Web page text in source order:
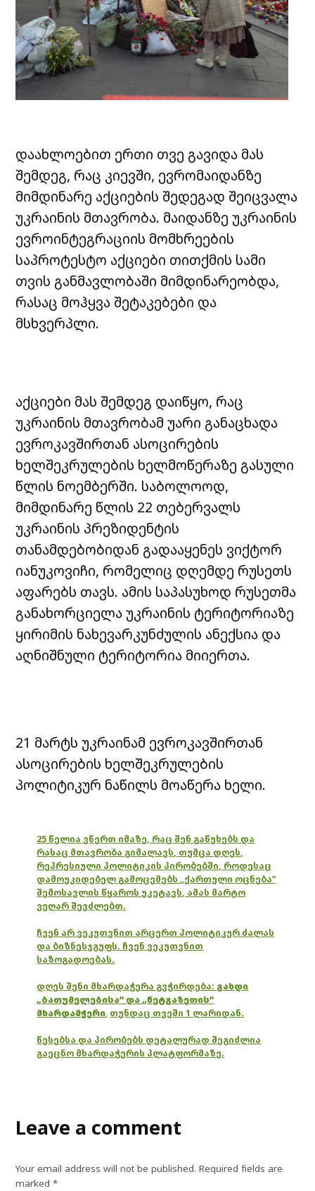
დაახლოებით ერთი თვე გავიდა მას
შემდეგ, რაც კიევში, ევრომაიდანზე
მიმდინარე აქციების შედეგად შეიცვალა
უკრაინის მთავრობა. მაიდანზე უკრაინის
ევროინტეგრაციის მომხრეების
საპროტესტო აქციები თითქმის სამი
თვის განმავლობაში მიმდინარეობდა,
რასაც მოჰყვა შეტაკებები და
მსხვერპლი.
აქციები მას შემდეგ დაიწყო, რაც
უკრაინის მთავრობამ უარი განაცხადა
ევროკავშირთან ასოცირების
ხელშეკრულების ხელმოწერაზე გასული
წლის ნოემბერში. საბოლოოდ,
მიმდინარე წლის 22 თებერვალს
უკრაინის პრეზიდენტის
თანამდებობიდან გადააყენეს ვიქტორ
იანუკოვიჩი, რომელიც დღემდე რუსეთს
აფარებს თავს. ამის საპასუხოდ რუსეთმა
განახორციელა უკრაინის ტერიტორიაზე
ყირიმის ნახევარკუნძულის ანექსია და
აღნიშნული ტერიტორია მიიერთა.
21 მარტს უკრაინამ ევროკავშირთან
ასოცირების ხელშეკრულების
პოლიტიკურ ნაწილს მოაწერა ხელი.
25 წელია ვწერთ იმაზე, რაც შენ გაწუხებს და
რასაც მთავრობა გიმალავს, თუმცა დღეს,
რეპრესიული პოლიტიკის პირობებში, როდესაც
დამოუკიდებელ გამოცემებს „ქართული ოცნება“
შემოსავლის წყაროს უკეტავს, ამას მარტო
ვეღარ შევძლებთ.
ჩვენ არ ვეკუთვნით არცერთ პოლიტიკურ ძალას
და ბიზნესჯგუფს. ჩვენ ვეკუთვნით
საზოგადოებას.
დღეს შენი მხარდაჭერა გვჭირდება: გახდი
„ბათუმელებისა“ და „ნეტგაზეთის“
მხარდამჭერი, თუნდაც თვეში 1 ლარიდან.
წესებსა და პირობებს დეტალურად შეგიძლია
გაეცნო მხარდაჭერის პლატფორმაზე.
Leave a comment
Your email address will not be published. Required fields are
marked*